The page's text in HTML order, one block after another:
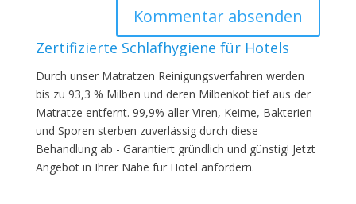
Zertifizierte Schlafhygiene für Hotels
Durch unser Matratzen Reinigungsverfahren werden
bis zu 93,3 % Milben und deren Milbenkot tief aus der
Matratze entfernt. 99,9% aller Viren, Keime, Bakterien
und Sporen sterben zuverlässig durch diese
Behandlung ab - Garantiert gründlich und günstig! Jetzt
Angebot in Ihrer Nähe für Hotel anfordern.